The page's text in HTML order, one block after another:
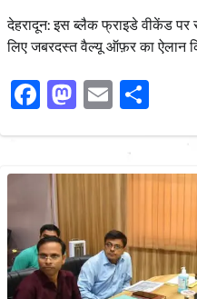
देहरादून: इस ब्लैक फ्राइडे वीकेंड
लिए जबरदस्त वैल्यू ऑफ़र का ऐलान
Facebook
Mastodon
Email